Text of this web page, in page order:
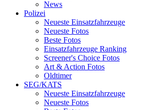
News
Polizei
Neueste Einsatzfahrzeuge
Neueste Fotos
Beste Fotos
Einsatzfahrzeuge Ranking
Screener's Choice Fotos
Art & Action Fotos
Oldtimer
SEG/KATS
Neueste Einsatzfahrzeuge
Neueste Fotos